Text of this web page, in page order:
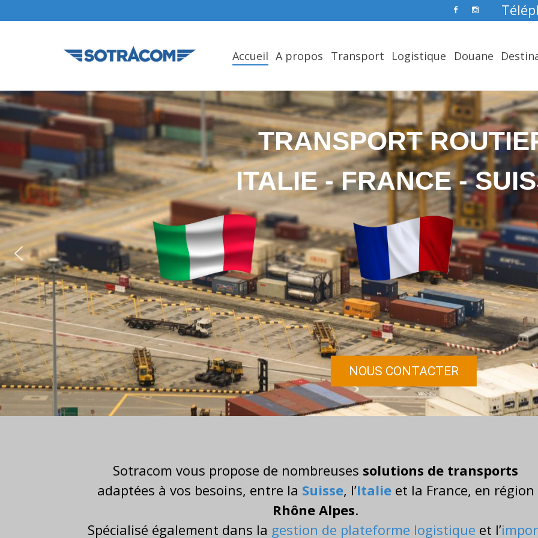
Accueil A propos Transport Logistique Douane
TRANSPORT
ITALIE - FRANCE -
NOUS CONTACTER
Sotracom vous propose de nombreuses solutions de transports
adaptées à vos besoins, entre la Suisse, l’Italie et la France, en région
Rhône Alpes.
Spécialisé également dans la gestion de plateforme logistique et l’